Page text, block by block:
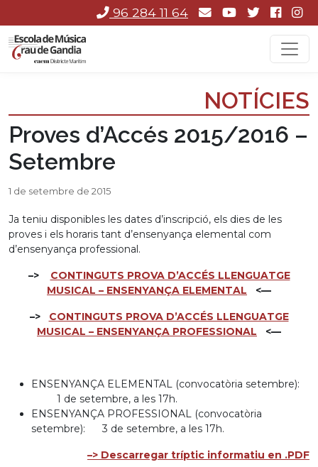
96 284 11 64
NOTÍCIES
Proves d’Accés 2015/2016 –
Setembre
1 de setembre de 2015
Ja teniu disponibles les dates d’inscripció, els dies de les
proves i els horaris tant d’ensenyança elemental com
d’ensenyança professional.
–> CONTINGUTS PROVA D’ACCÉS LLENGUATGE
MUSICAL – ENSENYANÇA ELEMENTAL <—
–> CONTINGUTS PROVA D’ACCÉS LLENGUATGE
MUSICAL – ENSENYANÇA PROFESSIONAL <—
ENSENYANÇA ELEMENTAL (convocatòria setembre):
1 de setembre, a les 17h.
ENSENYANÇA PROFESSIONAL (convocatòria
setembre): 3 de setembre, a les 17h.
–> Descarregar tríptic informatiu en .PDF